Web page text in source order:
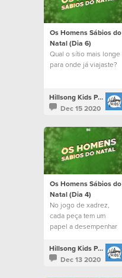
Os Homens Sábios do
Natal (Dia 6)
Qual o sítio mais longe
para onde já viajaste?
Hillsong Kids Portugal
Dec 15 2020
Os Homens Sábios do
Natal (Dia 4)
No jogo de xadrez,
cada peça tem um
papel a desempenhar
Hillsong Kids Portugal
Dec 13 2020